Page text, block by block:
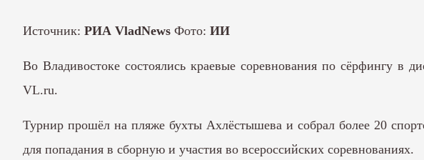
Источник: РИА VladNews Фото: ИИ
Во Владивостоке состоялись краевые соревнования по сёрфингу в
VL.ru.
Турнир прошёл на пляже бухты Ахлёстышева и собрал более 20
для попадания в сборную и участия во всероссийских соревнованиях.